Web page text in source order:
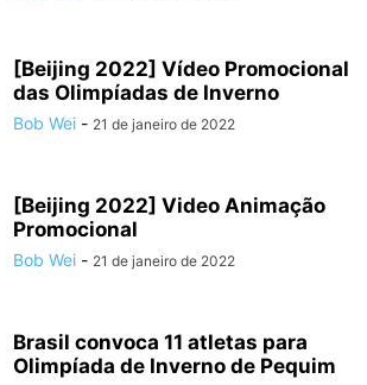
[Beijing 2022] Vídeo Promocional
das Olimpíadas de Inverno
Bob Wei - 21 de janeiro de 2022
[Beijing 2022] Video Animação
Promocional
Bob Wei - 21 de janeiro de 2022
Brasil convoca 11 atletas para
Olimpíada de Inverno de Pequim